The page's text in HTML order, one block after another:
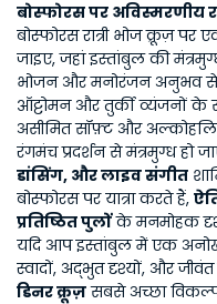
बोस्फोरस पर अविस्मरणीय
बोस्फोरस रात्री भोज क्रूज़ पर
जाइए, जहां इस्तांबुल की
भोजन और मनोरंजन अनुभव से
ऑट्टोमन और तुर्की व्यंजनों के
असीमित सॉफ़्ट और
रंगमंच प्रदर्शन से मंत्रमुग्ध हो
डांसिंग, और लाइव संगीत
बोस्फोरस पर यात्रा करते हैं,
प्रतिष्ठित पुलों के मनमोहक
यदि आप इस्तांबुल में एक
स्वादों, अद्भुत दृश्यों, और
डिनर क्रूज़ सबसे अच्छा